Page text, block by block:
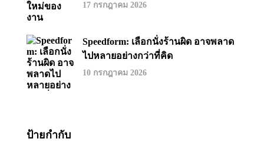
17 กรกฎาคม 2026
Speedform: เลือกนั่งร้านผิด อาจพลาด
ไปหลายอย่างกว่าที่คิด
10 กรกฎาคม 2026
ป้ายกำกับ